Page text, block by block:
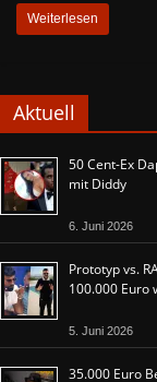
Weiterlesen
Aktuell
50 Cent-Ex
mit Diddy
6. Juni 2026
Prototyp vs.
100.000 Euro
5. Juni 2026
35.000 Euro